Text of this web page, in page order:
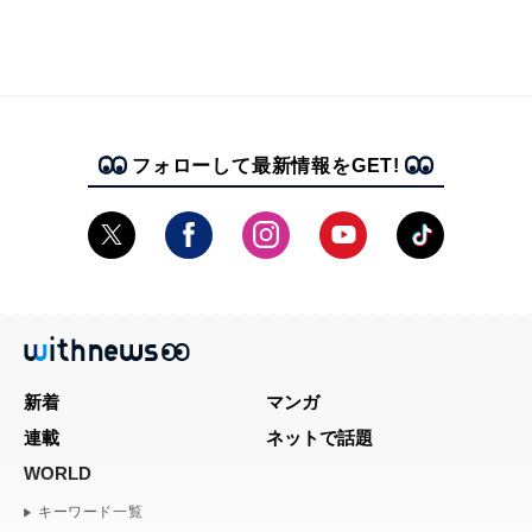
フォローして最新情報をGET!
新着
マンガ
連載
ネットで話題
WORLD
キーワード一覧